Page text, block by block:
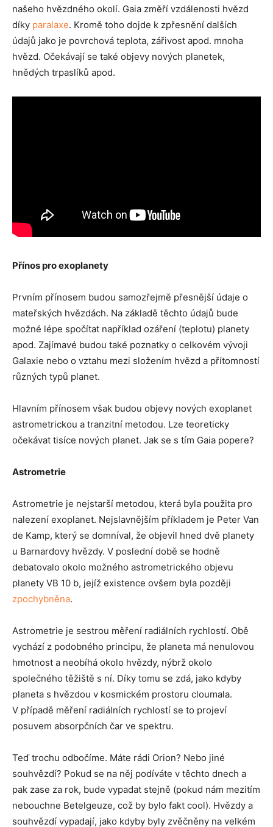
našeho hvězdného okolí. Gaia změří vzdálenosti hvězd
díky paralaxe. Kromě toho dojde k zpřesnění dalších
údajů jako je povrchová teplota, zářivost apod. mnoha
hvězd. Očekávají se také objevy nových planetek,
hnědých trpaslíků apod.
Přínos pro exoplanety
Prvním přínosem budou samozřejmě přesnější údaje o
mateřských hvězdách. Na základě těchto údajů bude
možné lépe spočítat například ozáření (teplotu) planety
apod. Zajímavé budou také poznatky o celkovém vývoji
Galaxie nebo o vztahu mezi složením hvězd a přítomností
různých typů planet.
Hlavním přínosem však budou objevy nových exoplanet
astrometrickou a tranzitní metodou. Lze teoreticky
očekávat tisíce nových planet. Jak se s tím Gaia popere?
Astrometrie
Astrometrie je nejstarší metodou, která byla použita pro
nalezení exoplanet. Nejslavnějším příkladem je Peter Van
de Kamp, který se domníval, že objevil hned dvě planety
u Barnardovy hvězdy. V poslední době se hodně
debatovalo okolo možného astrometrického objevu
planety VB 10 b, jejíž existence ovšem byla později
zpochybněna.
Astrometrie je sestrou měření radiálních rychlostí. Obě
vychází z podobného principu, že planeta má nenulovou
hmotnost a neobíhá okolo hvězdy, nýbrž okolo
společného těžiště s ní. Díky tomu se zdá, jako kdyby
planeta s hvězdou v kosmickém prostoru cloumala.
V případě měření radiálních rychlostí se to projeví
posuvem absorpčních čar ve spektru.
Teď trochu odbočíme. Máte rádi Orion? Nebo jiné
souhvězdí? Pokud se na něj podíváte v těchto dnech a
pak zase za rok, bude vypadat stejně (pokud nám mezitím
nebouchne Betelgeuze, což by bylo fakt cool). Hvězdy a
souhvězdí vypadají, jako kdyby byly zvěčněny na velkém